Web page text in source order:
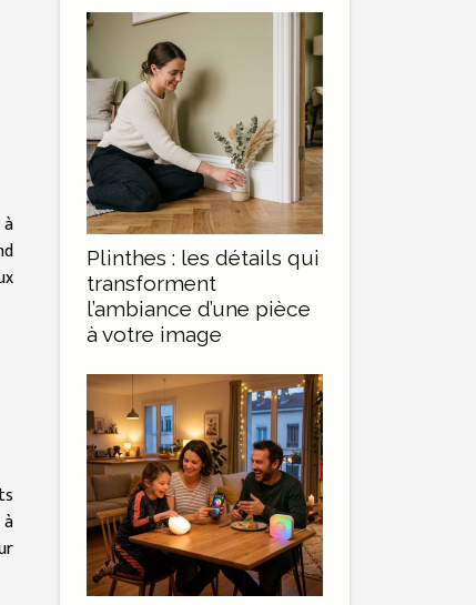
Plinthes : les détails qui
transforment
l’ambiance d’une pièce
à votre image